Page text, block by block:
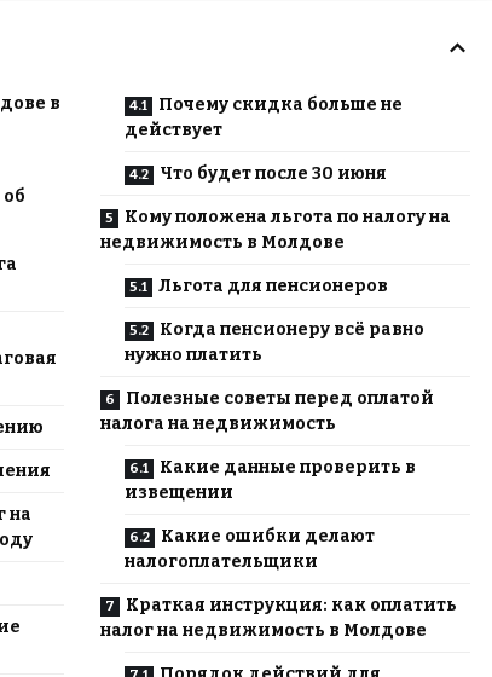
в
на
Почему скидка больше не
действует
Что будет после 30 июня
Кому положена льгота по налогу на
недвижимость в Молдове
Льгота для пенсионеров
Когда пенсионеру всё равно
нужно платить
Полезные советы перед оплатой
налога на недвижимость
Какие данные проверить в
извещении
Какие ошибки делают
налогоплательщики
Краткая инструкция: как оплатить
налог на недвижимость в Молдове